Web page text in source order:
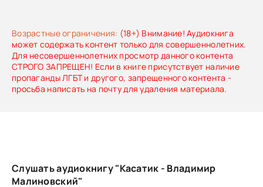
Возрастные ограничения: (18+) Внимание! Аудиокнига
может содержать контент только для совершеннолетних.
Для несовершеннолетних просмотр данного контента
СТРОГО ЗАПРЕЩЕН! Если в книге присутствует наличие
пропаганды ЛГБТ и другого, запрещенного контента -
просьба написать на почту для удаления материала.
Слушать аудиокнигу "Касатик - Владимир
Малиновский"